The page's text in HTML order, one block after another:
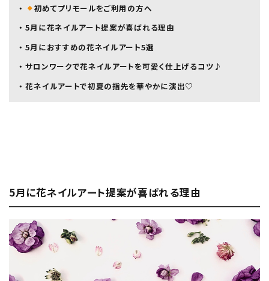
・
初めてプリモールをご利用の方へ
・ 5月に花ネイルアート提案が喜ばれる理由
・ 5月におすすめの花ネイルアート5選
・ サロンワークで花ネイルアートを可愛く仕上げるコツ♪
・ 花ネイルアートで初夏の指先を華やかに演出♡
5月に花ネイルアート提案が喜ばれる理由